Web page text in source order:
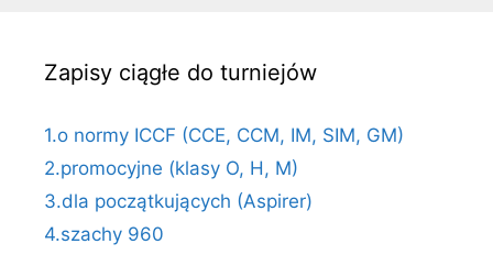
Zapisy ciągłe do turniejów
1.o normy ICCF (CCE, CCM, IM, SIM, GM)
2.promocyjne (klasy O, H, M)
3.dla początkujących (Aspirer)
4.szachy 960